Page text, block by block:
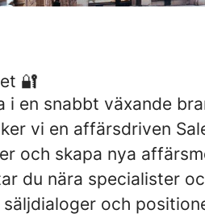
🔐
i en snabbt växande
vi en affärsdriven
och skapa nya
du nära specialister
och